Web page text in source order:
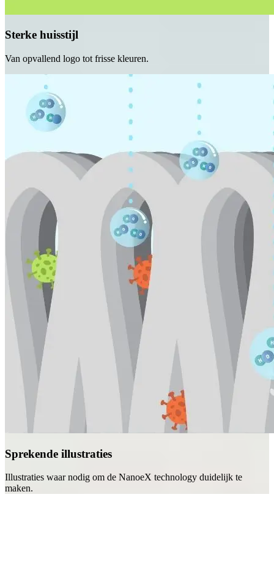
Sterke huisstijl
Van opvallend logo tot frisse kleuren.
Sprekende illustraties
Illustraties waar nodig om de NanoeX technology duidelijk te
maken.